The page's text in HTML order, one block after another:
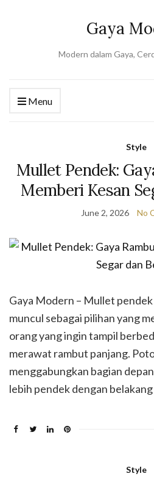
Gaya
Modern dalam Gaya,
Menu
Style
Mullet Pendek:
Memberi Kesan
June 2, 2026 No
Gaya Modern – Mullet
muncul sebagai pilihan yang
orang yang ingin tampil
merawat rambut panjang.
menggabungkan bagian
lebih pendek dengan
Style